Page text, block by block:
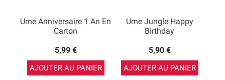
Urne Anniversaire 1 An En
Carton
5,99 €
AJOUTER AU PANIER
Urne Jungle Happy
Birthday
5,90 €
AJOUTER AU PANIER